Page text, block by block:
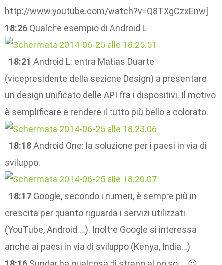
http://www.youtube.com/watch?v=Q8TXgCzxEnw]
18:26 Qualche esempio di Android L
18:21 Android L: entra Matias Duarte
(vicepresidente della sezione Design) a presentare
un design unificato delle API fra i dispositivi. Il motivo
è semplificare e rendere il tutto più bello e colorato.
18:18Android One: la soluzione per i paesi in via di
sviluppo.
18:17 Google, secondo i numeri, è sempre più in
crescita per quanto riguarda i servizi utilizzati
(YouTube, Android….). Inoltre Google si interessa
anche ai paesi in via di sviluppo (Kenya, India…)